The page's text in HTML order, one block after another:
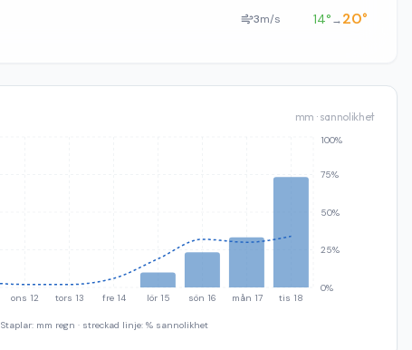
3m/s 14°→20°
mm · sannolikhet
ons 12 tors 13 fre 14 lör 15 sön 16 mån 17 tis 18
0%
25%
50%
75%
100%
Staplar: mm regn · streckad linje: % sannolikhet